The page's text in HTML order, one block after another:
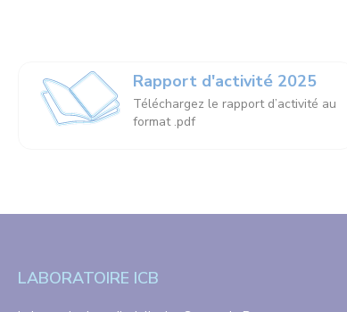
Rapport d'activité 2025
Téléchargez le rapport d’activité au
format .pdf
LABORATOIRE ICB